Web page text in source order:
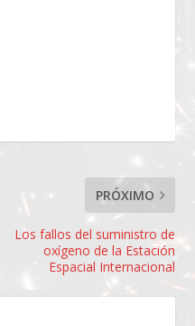
PRÓXIMO
Los fallos del suministro de
oxígeno de la Estación
Espacial Internacional